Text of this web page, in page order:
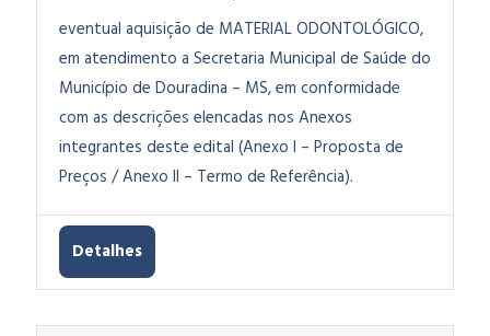
eventual aquisição de MATERIAL ODONTOLÓGICO,
em atendimento a Secretaria Municipal de Saúde do
Município de Douradina – MS, em conformidade
com as descrições elencadas nos Anexos
integrantes deste edital (Anexo I – Proposta de
Preços / Anexo II – Termo de Referência).
Detalhes